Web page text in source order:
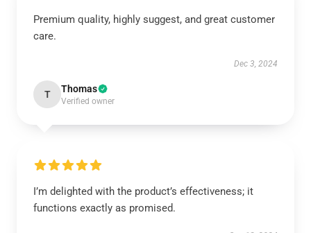
Premium quality, highly suggest, and great customer
care.
Dec 3, 2024
T Thomas
Verified owner
I’m delighted with the product’s effectiveness; it
functions exactly as promised.